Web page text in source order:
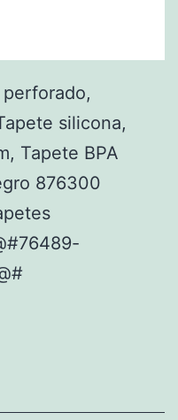
silicona,
Tapete BPA
876300